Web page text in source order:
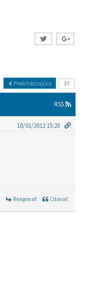
Predchádzajúca
RSS
10/01/2012 15:20
Reagovať Citovať